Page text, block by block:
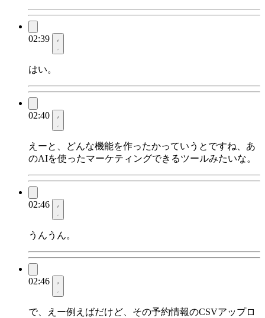
02:39
はい。
02:40
えーと、どんな機能を作ったかっていうとですね、あ
のAIを使ったマーケティングできるツールみたいな。
02:46
うんうん。
02:46
で、えー例えばだけど、その予約情報のCSVアップロ